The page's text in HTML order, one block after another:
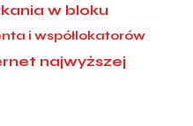
w bloku
i współlokatorów
najwyższej